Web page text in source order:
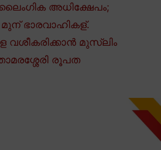
അധിക്ഷേപം;
മുന് ഭാരവാഹികള്.
വശീകരിക്കാൻ മുസ്ലിം
രൂപത